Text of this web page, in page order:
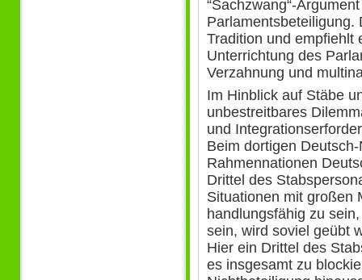
“Sachzwang“-
Parlamentsbeteiligung.
Tradition und empfiehlt
Unterrichtung des
Verzahnung und
Im Hinblick auf Stäbe
unbestreitbares
und
Beim dortigen
Rahmennationen
Drittel des
Situationen mit großen
handlungsfähig zu
sein, wird soviel geübt
Hier ein Drittel des
es insgesamt zu